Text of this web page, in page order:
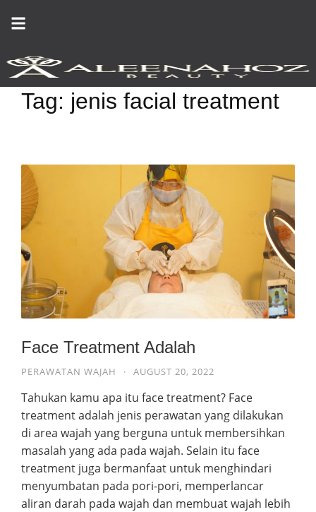
Tag: jenis facial treatment
Face Treatment Adalah
PERAWATAN WAJAH · AUGUST 20, 2022
Tahukan kamu apa itu face treatment? Face
treatment adalah jenis perawatan yang dilakukan
di area wajah yang berguna untuk membersihkan
masalah yang ada pada wajah. Selain itu face
treatment juga bermanfaat untuk menghindari
menyumbatan pada pori-pori, memperlancar
aliran darah pada wajah dan membuat wajah lebih